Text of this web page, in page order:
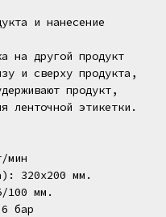
и нанесение
на другой продукт
и сверху продукта,
продукт,
ленточной этикетки.
мин
320х200 мм.
100 мм.
бар